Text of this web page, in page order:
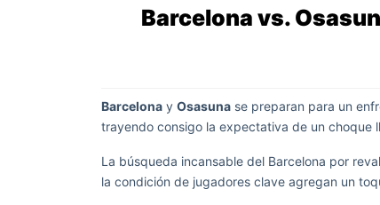
Barcelona vs.
Barcelona y Osasuna se preparan para un
trayendo consigo la expectativa de un choque
La búsqueda incansable del Barcelona por
la condición de jugadores clave agregan un